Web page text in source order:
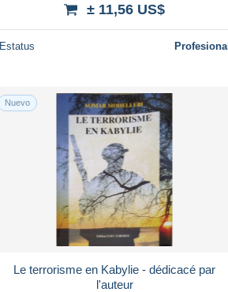
± 11,56 US$
Estatus Profesional
Nuevo
Le terrorisme en Kabylie - dédicacé par
l'auteur